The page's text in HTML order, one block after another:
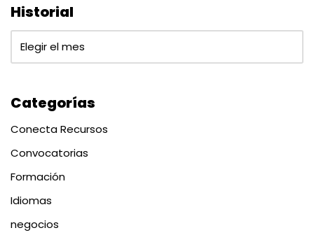
Historial
Categorías
Conecta Recursos
Convocatorias
Formación
Idiomas
negocios